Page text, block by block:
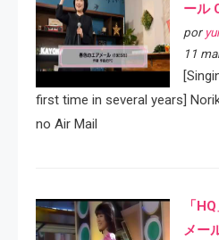
ール
por
11
first time in several years]
no Air Mail
「
メー